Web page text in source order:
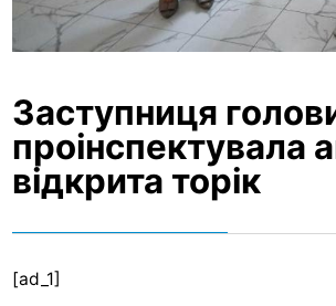
Заступниця
проінспектувала
відкрита торік
[ad_1]